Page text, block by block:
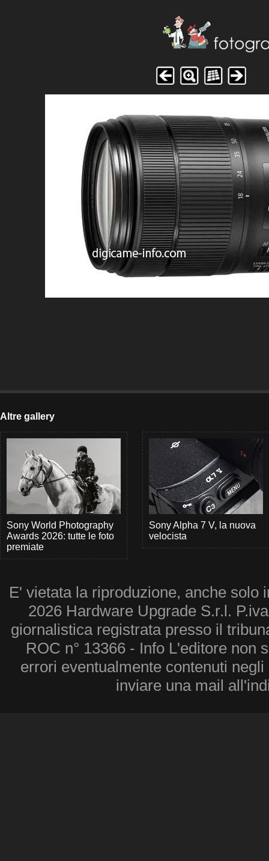
Altre gallery
Sony World Photography
Awards 2026: tutte le foto
premiate
Sony Alpha 7 V, la nuova
velocista
E' vietata la riproduzione, anche solo
2026 Hardware Upgrade S.r.l.
giornalistica registrata presso il
ROC n° 13366 - Info L'editore non
errori eventualmente contenuti
inviare una mail